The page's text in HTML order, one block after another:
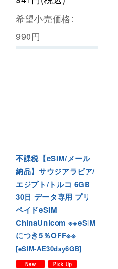
希望小売価格:
990円
不課税【eSIM/メール
納品】サウジアラビア/
エジプト/トルコ 6GB
30日 データ専用 プリ
ペイドeSIM
ChinaUnicom ※※eSIM
につき5％OFF※※
[eSIM-AE30day6GB]